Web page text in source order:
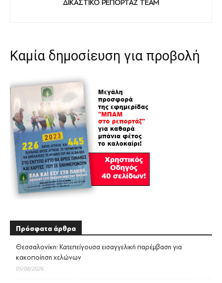
ΔΙΚΑΣΤΙΚΟ ΡΕΠΟΡΤΑΖ TEAM
Καμία δημοσίευση για προβολή
Πρόσφατα άρθρα
Θεσσαλονίκη: Κατεπείγουσα εισαγγελική παρέμβαση για
κακοποίηση χελώνων
05/08/2026